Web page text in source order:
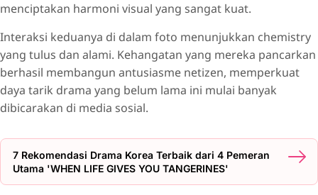
menciptakan harmoni visual yang sangat kuat.
Interaksi keduanya di dalam foto menunjukkan chemistry
yang tulus dan alami. Kehangatan yang mereka pancarkan
berhasil membangun antusiasme netizen, memperkuat
daya tarik drama yang belum lama ini mulai banyak
dibicarakan di media sosial.
7 Rekomendasi Drama Korea Terbaik dari 4 Pemeran
Utama 'WHEN LIFE GIVES YOU TANGERINES'